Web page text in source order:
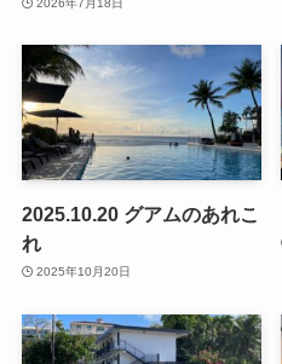
2026年7月18日
2025.10.20 グアムのあれこ
れ
2025年10月20日